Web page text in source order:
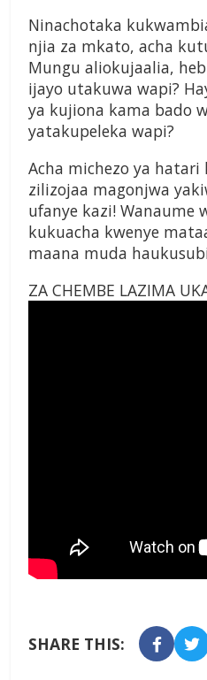
Ninachotaka
njia za mkato, acha
Mungu aliokujaalia,
ijayo utakuwa wapi?
ya kujiona kama bado
yatakupeleka wapi?
Acha michezo ya hatari
zilizojaa magonjwa
ufanye kazi! Wanaume
kukuacha kwenye
maana muda
ZA CHEMBE LAZIMA
SHARE THIS: